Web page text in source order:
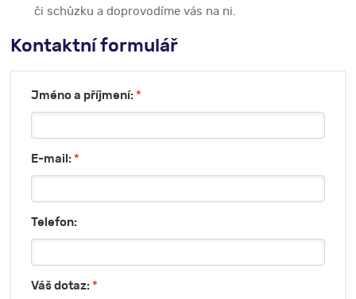
či schůzku a doprovodíme vás na ni.
Kontaktní formulář
Jméno a příjmení:*
E-mail:*
Telefon:
Váš dotaz:*